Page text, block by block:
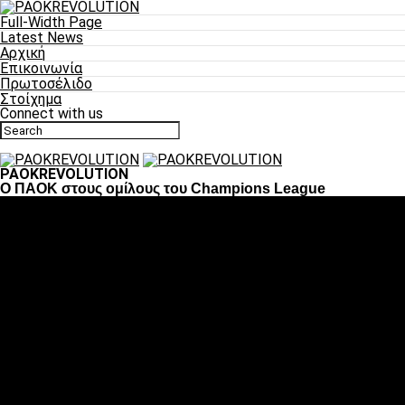
Full-Width Page
Latest News
Αρχική
Επικοινωνία
Πρωτοσέλιδο
Στοίχημα
Connect with us
PAOKREVOLUTION
O ΠΑΟΚ στους ομίλους του Champions League